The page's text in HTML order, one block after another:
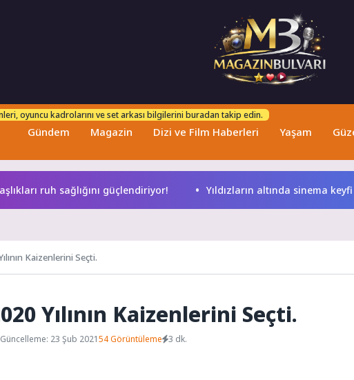
Gündem
karşınızdayız!
Magazin Dizi ve Film Haberleri
oyuncu kadrolarını ve set arkası bilgilerini buradan takip edin.
Yaşam
ruh sağlığını güçlendiriyor! Yıldızların altında sinema keyfi
Kaizenlerini Seçti.
Yılının Kaizenlerini Seçti.
Güncelleme: 23 Şub 202154 Görüntüleme 3 dk.